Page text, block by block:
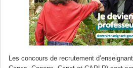
Les concours de recrutement